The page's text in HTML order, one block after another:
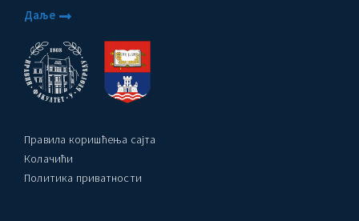
Даље
Правила коришћења сајта
Колачићи
Политика приватности